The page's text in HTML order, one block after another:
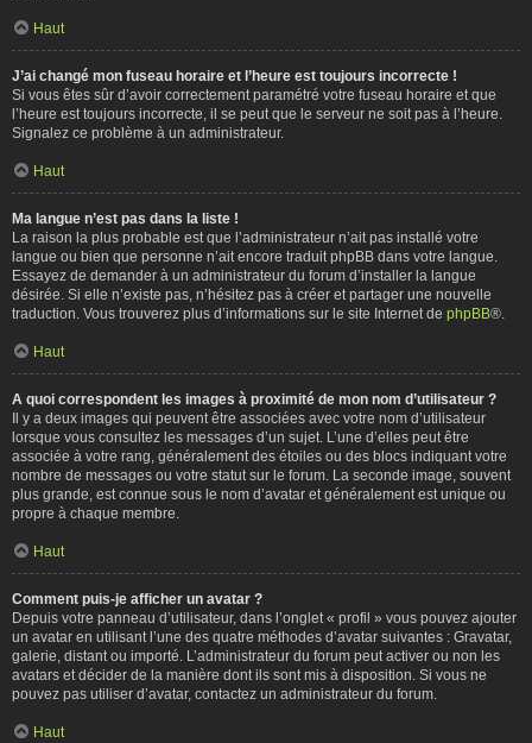
Haut
J’ai changé mon fuseau horaire et l’heure est toujours incorrecte !
Si vous êtes sûr d’avoir correctement paramétré votre fuseau horaire et que
l’heure est toujours incorrecte, il se peut que le serveur ne soit pas à l’heure.
Signalez ce problème à un administrateur.
Haut
Ma langue n’est pas dans la liste !
La raison la plus probable est que l’administrateur n’ait pas installé votre
langue ou bien que personne n’ait encore traduit phpBB dans votre langue.
Essayez de demander à un administrateur du forum d’installer la langue
désirée. Si elle n’existe pas, n’hésitez pas à créer et partager une nouvelle
traduction. Vous trouverez plus d’informations sur le site Internet de phpBB®.
Haut
A quoi correspondent les images à proximité de mon nom d’utilisateur ?
Il y a deux images qui peuvent être associées avec votre nom d’utilisateur
lorsque vous consultez les messages d’un sujet. L’une d’elles peut être
associée à votre rang, généralement des étoiles ou des blocs indiquant votre
nombre de messages ou votre statut sur le forum. La seconde image, souvent
plus grande, est connue sous le nom d’avatar et généralement est unique ou
propre à chaque membre.
Haut
Comment puis-je afficher un avatar ?
Depuis votre panneau d’utilisateur, dans l’onglet « profil » vous pouvez ajouter
un avatar en utilisant l’une des quatre méthodes d’avatar suivantes : Gravatar,
galerie, distant ou importé. L’administrateur du forum peut activer ou non les
avatars et décider de la manière dont ils sont mis à disposition. Si vous ne
pouvez pas utiliser d’avatar, contactez un administrateur du forum.
Haut